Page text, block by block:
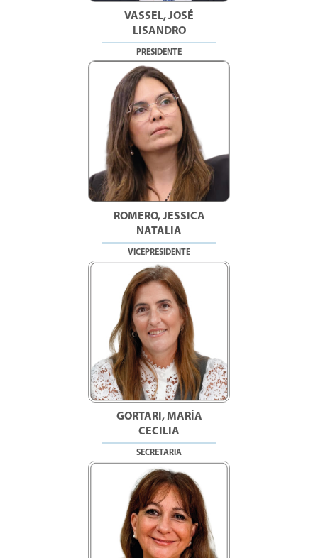
VASSEL, JOSÉ
LISANDRO
PRESIDENTE
ROMERO, JESSICA
NATALIA
VICEPRESIDENTE
GORTARI, MARÍA
CECILIA
SECRETARIA